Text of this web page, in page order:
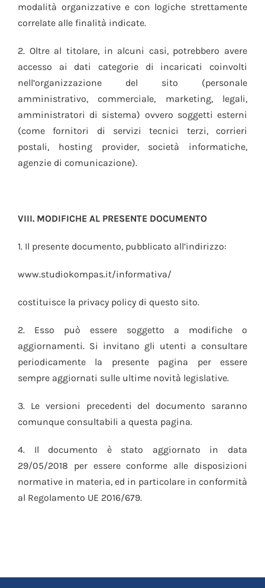
modalità organizzative e con logiche strettamente
correlate alle finalità indicate.
2. Oltre al titolare, in alcuni casi, potrebbero avere
accesso ai dati categorie di incaricati coinvolti
nell’organizzazione del sito (personale
amministrativo, commerciale, marketing, legali,
amministratori di sistema) ovvero soggetti esterni
(come fornitori di servizi tecnici terzi, corrieri
postali, hosting provider, società informatiche,
agenzie di comunicazione).
VIII. MODIFICHE AL PRESENTE DOCUMENTO
1. Il presente documento, pubblicato all’indirizzo:
www.studiokompas.it/informativa/
costituisce la privacy policy di questo sito.
2. Esso può essere soggetto a modifiche o
aggiornamenti. Si invitano gli utenti a consultare
periodicamente la presente pagina per essere
sempre aggiornati sulle ultime novità legislative.
3. Le versioni precedenti del documento saranno
comunque consultabili a questa pagina.
4. Il documento è stato aggiornato in data
29/05/2018 per essere conforme alle disposizioni
normative in materia, ed in particolare in conformità
al Regolamento UE 2016/679.